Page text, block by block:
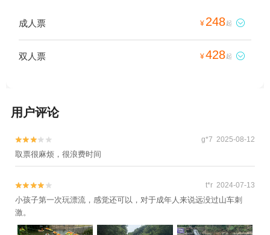
成人票 ¥ 248起 
双人票 ¥428起 
用户评论

 g*7 2025-08-12
取票很麻烦，很浪费时间

 t*r 2024-07-13
小孩子第一次玩漂流，感觉还可以，对于成年人来说远没过山车刺
激。